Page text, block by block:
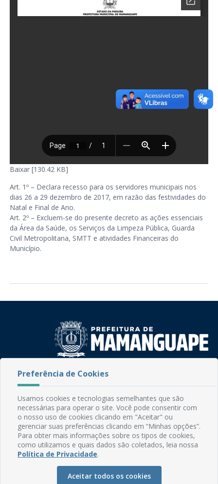
Baixar [130.42 KB]
Art. 1º – Declara recesso para os servidores municipais nos
dias 26 a 29 dezembro de 2017, em razão das festividades do
Natal e Final de Ano.
Art. 2º – Excluem-se do presente decreto as ações essenciais
da Área da Saúde, os Serviços da Limpeza Pública, Guarda
Civil Metropolitana, SMTT e atividades Financeiras do
Município.
Rua do Imperador, 78, Centro
CEP: 58.280-000 - Mamanguape/PB
Email: comunicacao@mamanguape.pb.gov.br
Expediente: Segunda à Sexta, das 08h às 13h
Mapa do Site
Perguntas frequentes
Manual de Navegação
Glossário
Preferência de Cookies
Usamos cookies e tecnologias semelhantes que são
necessárias para operar o site. Você pode consentir com
o nosso uso de cookies clicando em "Aceitar" ou
gerenciar suas preferências clicando em “Minhas opções”.
Para obter mais informações sobre os tipos de cookies,
como utilizamos e quais dados são coletados, leia nossa
Política de Privacidade.
Aceitar todos os cookies